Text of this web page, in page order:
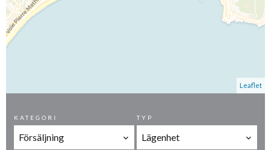
Leaflet
KATEGORI
Försäljning
TYP
Lägenhet